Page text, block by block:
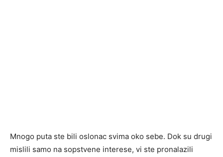
Mnogo puta ste bili oslonac svima oko sebe. Dok su drugi
mislili samo na sopstvene interese, vi ste pronalazili